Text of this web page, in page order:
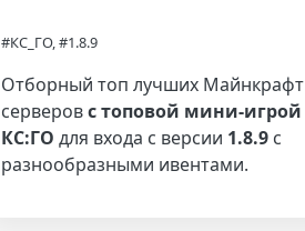
#КС_ГО, #1.8.9
Отборный топ лучших Майнкрафт
серверовс топовой мини-игрой
КС:ГО для входа с версии 1.8.9 с
разнообразными ивентами.